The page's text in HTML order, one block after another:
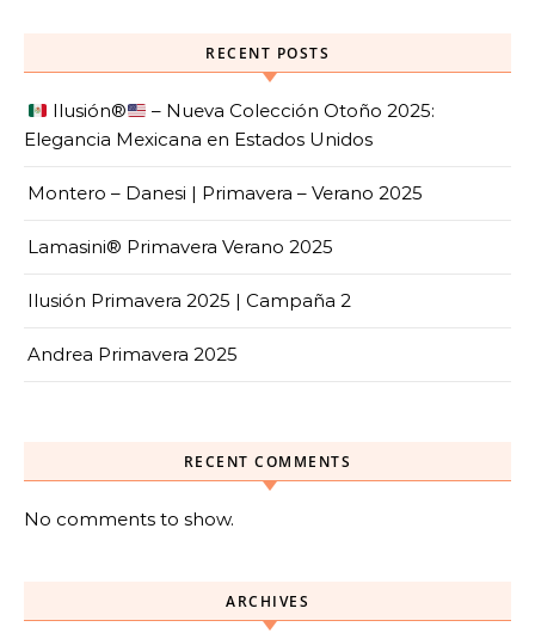
RECENT POSTS
Ilusión®️
– Nueva Colección Otoño 2025:
Elegancia Mexicana en Estados Unidos
Montero – Danesi | Primavera – Verano 2025
Lamasini® Primavera Verano 2025
Ilusión Primavera 2025 | Campaña 2
Andrea Primavera 2025
RECENT COMMENTS
No comments to show.
ARCHIVES